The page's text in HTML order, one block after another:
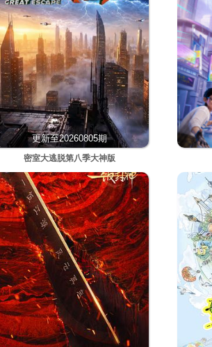
更新至20260805期
密室大逃脱第八季大神版